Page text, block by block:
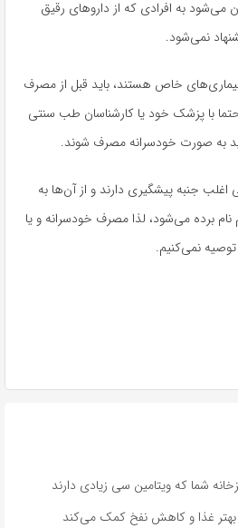
بە افرادی کە از داروهای رقیق
نمی‌شود.
خاص هستند، باید قبل از مصرف
با پزشک خود یا کارشناسان طب سنتی
بە صورت خودسرانە مصرف شوند.
جنبە پیشگیری دارند و از آن‌ها بە
بردە می‌شود، لذا مصرف خودسرانە و یا
نمی‌کنیم.
شما که ویتامین سی زیادی دارند
غذا و کاهش نفخ کمک می‌کند